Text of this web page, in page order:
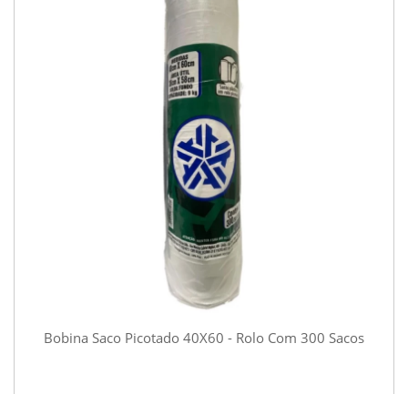
Bobina Saco Picotado 40X60 - Rolo Com 300 Sacos